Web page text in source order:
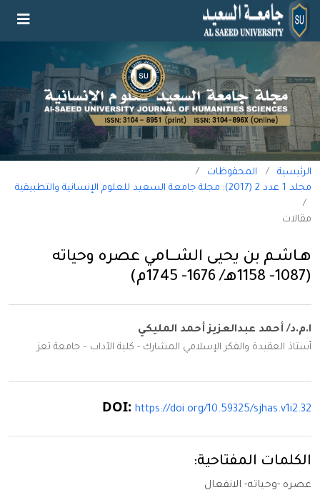
الرئيسية / المحفوظات
/
مجلد 1 عدد 2 (2017): مجلة جامعة السعيد للعلوم الإنسانية والتطبيقية
/
مقالات
هــاشـم بن يحيى الشــــامي عصره وحياته
(1087- 1158هـ/ 1676- 1745م)
ا.م.د/ أحمد عبدالعزيز أحمد المليكي
أستاذ العقيدة والفكر الإسلامي المشارك - كلية الآداب – جامعة تعز
DOI: https://doi.org/10.59325/sjhas.v1i2.32
الكلمات المفتاحية:
عصره -وحياته- الانفعال